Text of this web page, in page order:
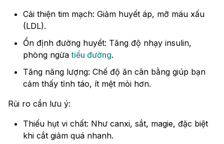
Cải thiện tim mạch: Giảm huyết áp, mỡ máu xấu
(LDL).
Ổn định đường huyết: Tăng độ nhạy insulin,
phòng ngừatiểu đường.
Tăng năng lượng: Chế độ ăn cân bằng giúp bạn
cảm thấy tỉnh táo, ít mệt mỏi hơn.
Rủi ro cần lưu ý:
Thiếu hụt vi chất: Như canxi, sắt, magie, đặc biệt
khi cắt giảm quá nhanh.